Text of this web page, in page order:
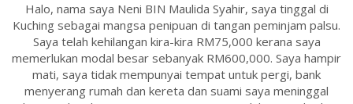
Halo, nama saya Neni BIN Maulida Syahir, saya tinggal di
Kuching sebagai mangsa penipuan di tangan peminjam palsu.
Saya telah kehilangan kira-kira RM75,000 kerana saya
memerlukan modal besar sebanyak RM600,000. Saya hampir
mati, saya tidak mempunyai tempat untuk pergi, bank
menyerang rumah dan kereta dan suami saya meninggal